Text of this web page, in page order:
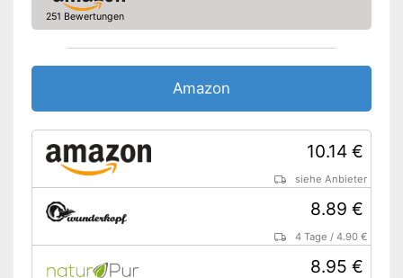
251 Bewertungen
Amazon
10.14 €
siehe Anbieter
8.89 €
4 Tage /4.90 €
8.95 €